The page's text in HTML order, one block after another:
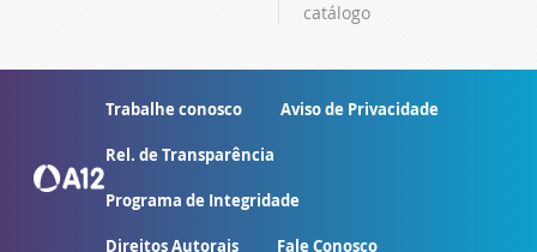
catálogo
Trabalhe conosco Aviso de Privacidade
Rel. de Transparência
Programa de Integridade
Direitos Autorais Fale Conosco